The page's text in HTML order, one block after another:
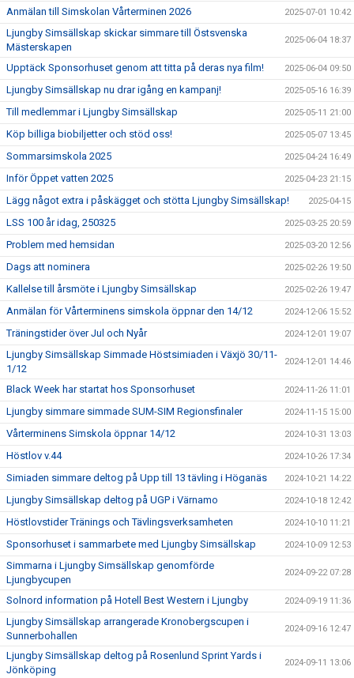
Anmälan till Simskolan Vårterminen 2026 2025-07-01 10:42
Ljungby Simsällskap skickar simmare till Östsvenska
Mästerskapen
2025-06-04 18:37
Upptäck Sponsorhuset genom att titta på deras nya film! 2025-06-04 09:50
Ljungby Simsällskap nu drar igång en kampanj! 2025-05-16 16:39
Till medlemmar i Ljungby Simsällskap 2025-05-11 21:00
Köp billiga biobiljetter och stöd oss! 2025-05-07 13:45
Sommarsimskola 2025 2025-04-24 16:49
Inför Öppet vatten 2025 2025-04-23 21:15
Lägg något extra i påskägget och stötta Ljungby Simsällskap! 2025-04-15
LSS 100 år idag, 250325 2025-03-25 20:59
Problem med hemsidan 2025-03-20 12:56
Dags att nominera 2025-02-26 19:50
Kallelse till årsmöte i Ljungby Simsällskap 2025-02-26 19:47
Anmälan för Vårterminens simskola öppnar den 14/12 2024-12-06 15:52
Träningstider över Jul och Nyår 2024-12-01 19:07
Ljungby Simsällskap Simmade Höstsimiaden i Växjö 30/11-
1/12
2024-12-01 14:46
Black Week har startat hos Sponsorhuset 2024-11-26 11:01
Ljungby simmare simmade SUM-SIM Regionsfinaler 2024-11-15 15:00
Vårterminens Simskola öppnar 14/12 2024-10-31 13:03
Höstlov v.44 2024-10-26 17:34
Simiaden simmare deltog på Upp till 13 tävling i Höganäs 2024-10-21 14:22
Ljungby Simsällskap deltog på UGP i Värnamo 2024-10-18 12:42
Höstlovstider Tränings och Tävlingsverksamheten 2024-10-10 11:21
Sponsorhuset i sammarbete med Ljungby Simsällskap 2024-10-09 12:53
Simmarna i Ljungby Simsällskap genomförde
Ljungbycupen
2024-09-22 07:28
Solnord information på Hotell Best Western i Ljungby 2024-09-19 11:36
Ljungby Simsällskap arrangerade Kronobergscupen i
Sunnerbohallen
2024-09-16 12:47
Ljungby Simsällskap deltog på Rosenlund Sprint Yards i
Jönköping
2024-09-11 13:06